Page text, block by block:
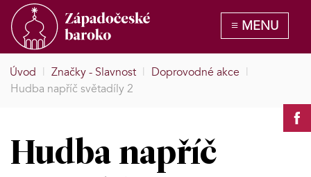
Úvod | Značky - Slavnost | Doprovodné akce |
Hudba napříč světadíly 2
Hudba napříč